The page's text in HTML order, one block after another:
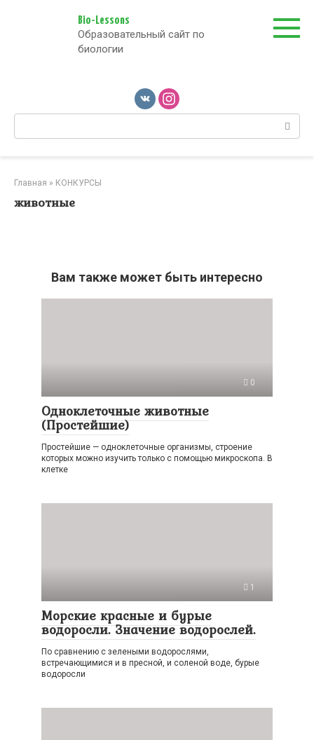
Bio-Lessons
Образовательный сайт по
биологии
Поиск:
Главная » КОНКУРСЫ
животные
Вам также может быть интересно
0
Одноклеточные животные
(Простейшие)
Простейшие — одноклеточные организмы, строение
которых можно изучить только с помощью микроскопа. В
клетке
1
Морские красные и бурые
водоросли. Значение водорослей.
По сравнению с зелеными водорослями,
встречающимися и в пресной, и соленой воде, бурые
водоросли